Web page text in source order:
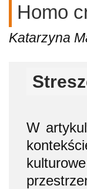
Homo
Katarzyna
W